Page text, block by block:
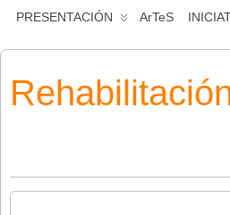
PRESENTACIÓN ArTeS